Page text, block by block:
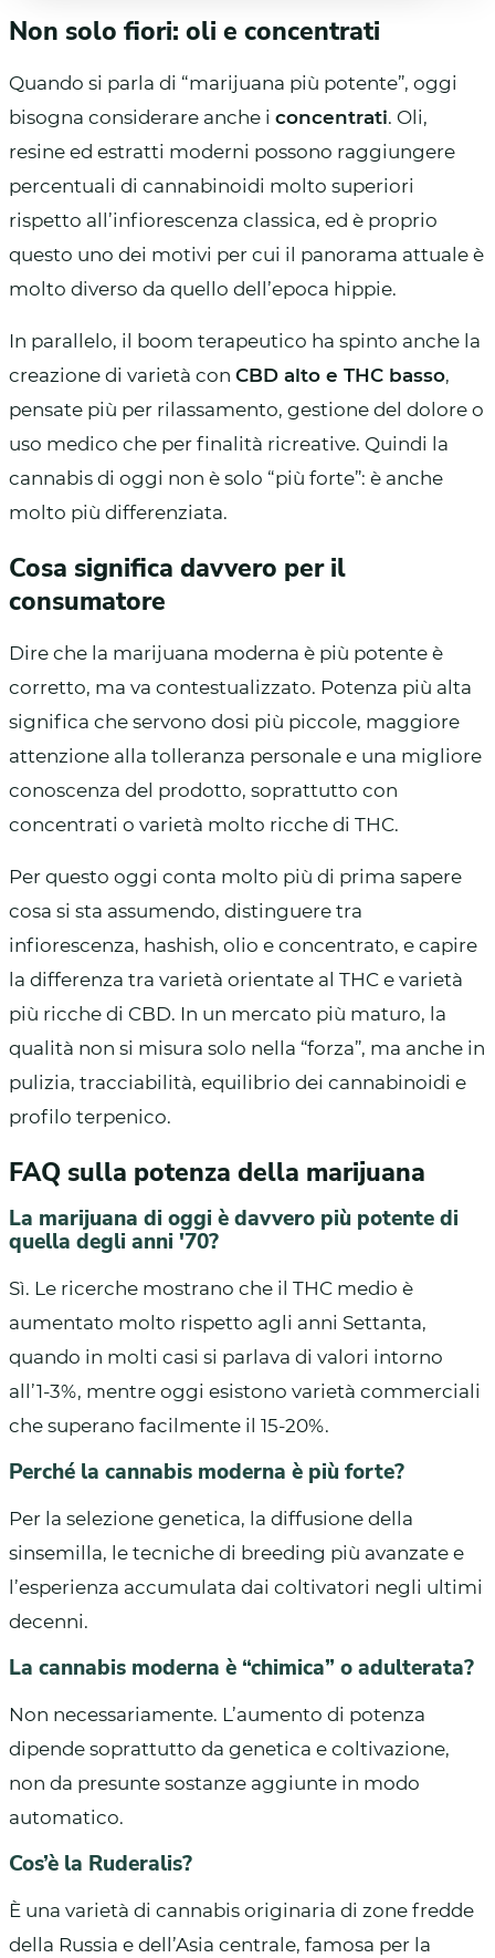
Non solo fiori: oli e concentrati
Quando si parla di “marijuana più potente”, oggi
bisogna considerare anche i concentrati. Oli,
resine ed estratti moderni possono raggiungere
percentuali di cannabinoidi molto superiori
rispetto all’infiorescenza classica, ed è proprio
questo uno dei motivi per cui il panorama attuale è
molto diverso da quello dell’epoca hippie.
In parallelo, il boom terapeutico ha spinto anche la
creazione di varietà con CBD alto e THC basso,
pensate più per rilassamento, gestione del dolore o
uso medico che per finalità ricreative. Quindi la
cannabis di oggi non è solo “più forte”: è anche
molto più differenziata.
Cosa significa davvero per il
consumatore
Dire che la marijuana moderna è più potente è
corretto, ma va contestualizzato. Potenza più alta
significa che servono dosi più piccole, maggiore
attenzione alla tolleranza personale e una migliore
conoscenza del prodotto, soprattutto con
concentrati o varietà molto ricche di THC.
Per questo oggi conta molto più di prima sapere
cosa si sta assumendo, distinguere tra
infiorescenza, hashish, olio e concentrato, e capire
la differenza tra varietà orientate al THC e varietà
più ricche di CBD. In un mercato più maturo, la
qualità non si misura solo nella “forza”, ma anche in
pulizia, tracciabilità, equilibrio dei cannabinoidi e
profilo terpenico.
FAQ sulla potenza della marijuana
La marijuana di oggi è davvero più potente di
quella degli anni '70?
Sì. Le ricerche mostrano che il THC medio è
aumentato molto rispetto agli anni Settanta,
quando in molti casi si parlava di valori intorno
all’1-3%, mentre oggi esistono varietà commerciali
che superano facilmente il 15-20%.
Perché la cannabis moderna è più forte?
Per la selezione genetica, la diffusione della
sinsemilla, le tecniche di breeding più avanzate e
l’esperienza accumulata dai coltivatori negli ultimi
decenni.
La cannabis moderna è “chimica” o adulterata?
Non necessariamente. L’aumento di potenza
dipende soprattutto da genetica e coltivazione,
non da presunte sostanze aggiunte in modo
automatico.
Cos’è la Ruderalis?
È una varietà di cannabis originaria di zone fredde
della Russia e dell’Asia centrale, famosa per la